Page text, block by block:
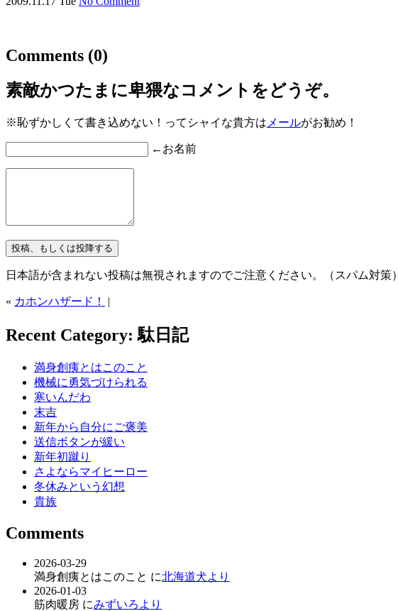
Comments (0)
素敵かつたまに卑猥なコメントをどうぞ。
※恥ずかしくて書き込めない！ってシャイな貴方は メールがお勧め！
←お名前
日本語が含まれない投稿は無視されますのでご注意ください。（スパム対策）
« カホンハザード！ |
Recent Category: 駄日記
満身創痍とはこのこと
機械に勇気づけられる
寒いんだわ
末吉
新年から自分にご褒美
送信ボタンが緩い
新年初蹴り
さよならマイヒーロー
冬休みという幻想
貴族
Comments
2026-03-29
満身創痍とはこのこと に北海道犬より
2026-01-03
筋肉暖房 にみずいろより